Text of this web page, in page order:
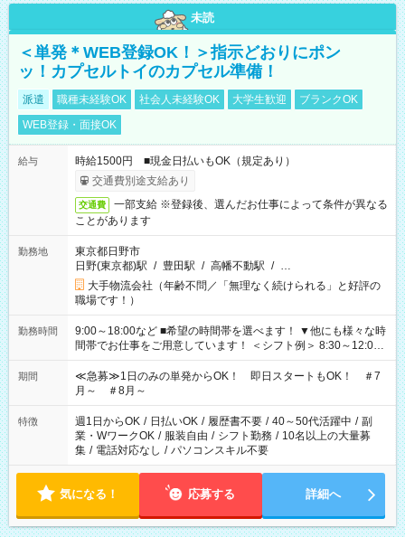
未読
＜単発＊WEB登録OK！＞指示どおりにポン
ッ！カプセルトイのカプセル準備！
派遣 職種未経験OK 社会人未経験OK 大学生歓迎
ブランクOK
WEB登録・面接OK
給与
時給1500円 ■現金日払いもOK（規定あり）
交通費別途支給あり
交通費
一部支給 ※登録後、選んだお仕事によって条件が異なる
ことがあります
勤務地
東京都日野市
日野(東京都)駅 / 豊田駅 / 高幡不動駅 / …
大手物流会社（年齢不問／「無理なく続けられる」と好評の
職場です！）
勤務時間
9:00～18:00など ■希望の時間帯を選べます！ ▼他にも様々な時
間帯でお仕事をご用意しています！ ＜シフト例＞ 8:30～12:00
17:00～22:00 13:00～22:00 22:00～翌6:00 など
期間
≪急募≫1日のみの単発からOK！ 即日スタートもOK！ ＃7
月～ ＃8月～
特徴 週1日からOK / 日払いOK / 履歴書不要 / 40～50代活躍中 / 副
業・WワークOK / 服装自由 / シフト勤務 / 10名以上の大量募
集 / 電話対応なし / パソコンスキル不要
気になる！ 応募する 詳細へ